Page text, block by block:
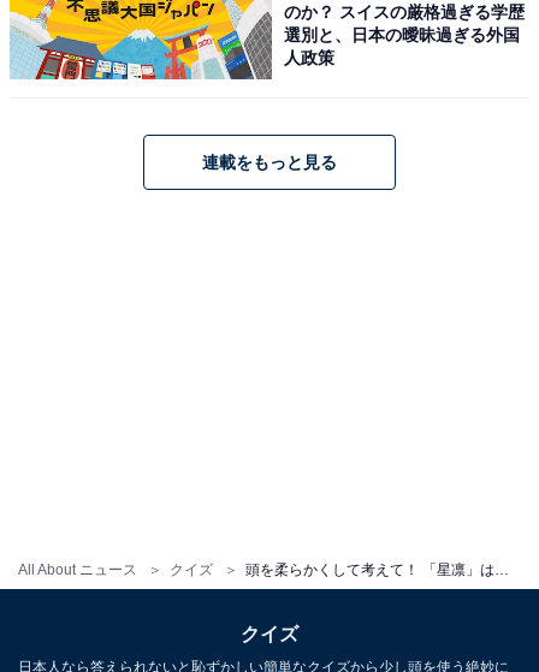
All About ニュース クイズ
のか？ スイスの厳格過ぎる学歴
選別と、日本の曖昧過ぎる外国
人政策
連載をもっと見る
クイズ
日本人なら答えられないと恥ずかしい簡単なクイズから少し頭を使う絶妙に